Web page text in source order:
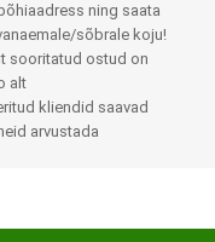
ning saata
sõbrale koju!
sooritatud ostud on
alt
kliendid saavad
arvustada